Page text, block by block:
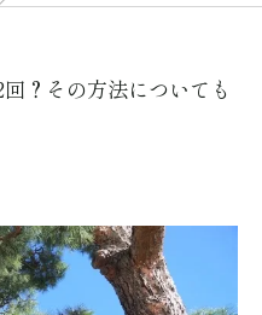
？その方法についても